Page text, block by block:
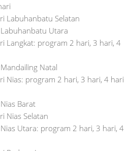
Labuhanbatu Selatan
Utara
Langkat: program 2 hari, 3 hari, 4
Natal
Nias: program 2 hari, 3 hari, 4 hari
Barat
Nias Selatan
Utara: program 2 hari, 3 hari, 4